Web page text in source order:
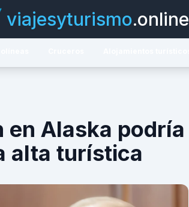
viajesyturismo.online
en Alaska podría
alta turística